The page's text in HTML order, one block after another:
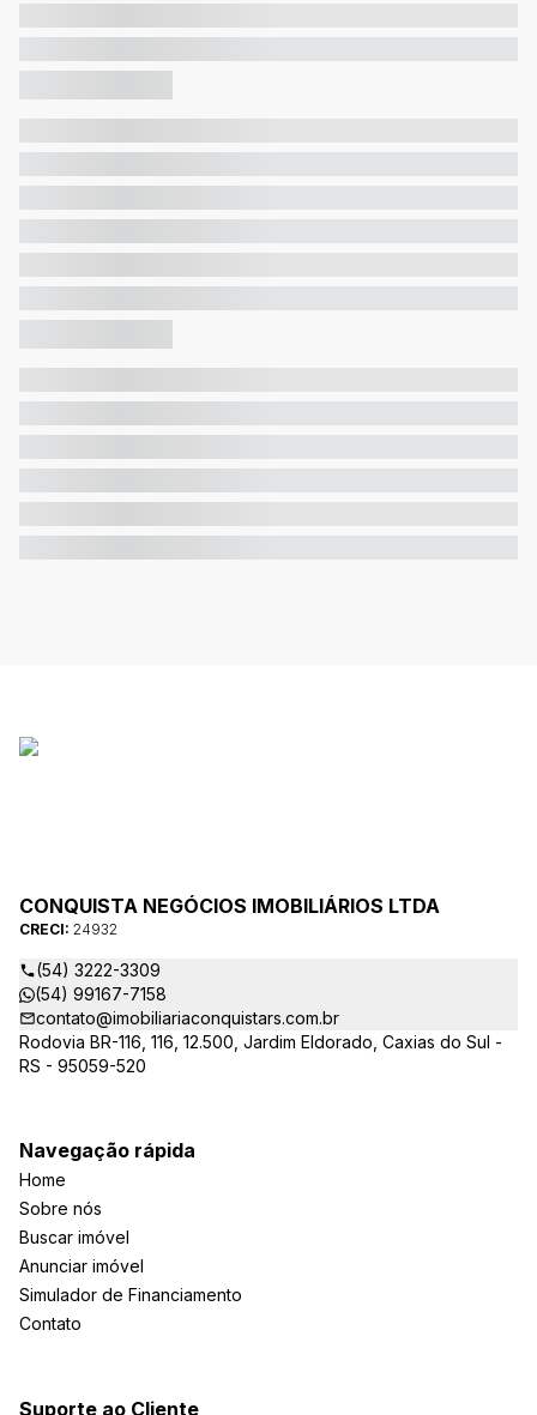
CONQUISTA NEGÓCIOS IMOBILIÁRIOS LTDA
CRECI: 24932
(54) 3222-3309
(54) 99167-7158
contato@imobiliariaconquistars.com.br
Rodovia BR-116, 116, 12.500, Jardim Eldorado, Caxias do Sul -
RS - 95059-520
Navegação rápida
Home
Sobre nós
Buscar imóvel
Anunciar imóvel
Simulador de Financiamento
Contato
Suporte ao Cliente